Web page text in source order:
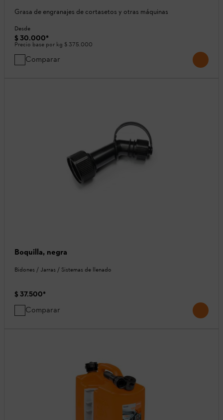
Grasa de engranajes de cortasetos y otras máquinas
Desde
$ 30.000*
Precio base por kg $ 375.000
Comparar
Boquilla, negra
Bidones / Jarras / Sistemas de llenado
$ 37.500*
Comparar